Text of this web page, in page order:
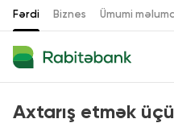
Fərdi Biznes Ümumi
Axtarış etmək